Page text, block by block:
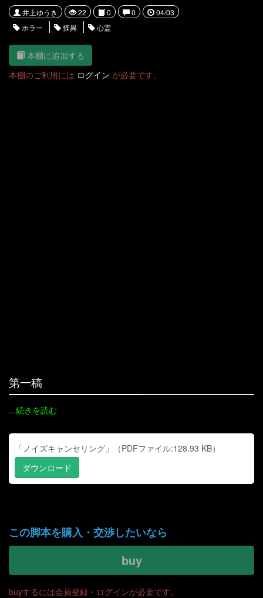
井上ゆうき 22 0 0
04/03
ホラー
怪異 心霊
本棚に追加する
本棚のご利用には ログイン が必要です。
第一稿
...続きを読む
「ノイズキャンセリング」（PDFファイル:128.93 KB）
ダウンロード
この脚本を購入・交渉したいなら
buy
buyするには会員登録・ログインが必要です。